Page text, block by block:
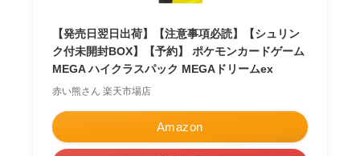
【発売日翌日出荷】【注意事項必読】【シュリン
ク付未開封BOX】【予約】 ポケモンカードゲーム
MEGA ハイクラスパック MEGAドリームex
赤い熊さん 楽天市場店
Amazon